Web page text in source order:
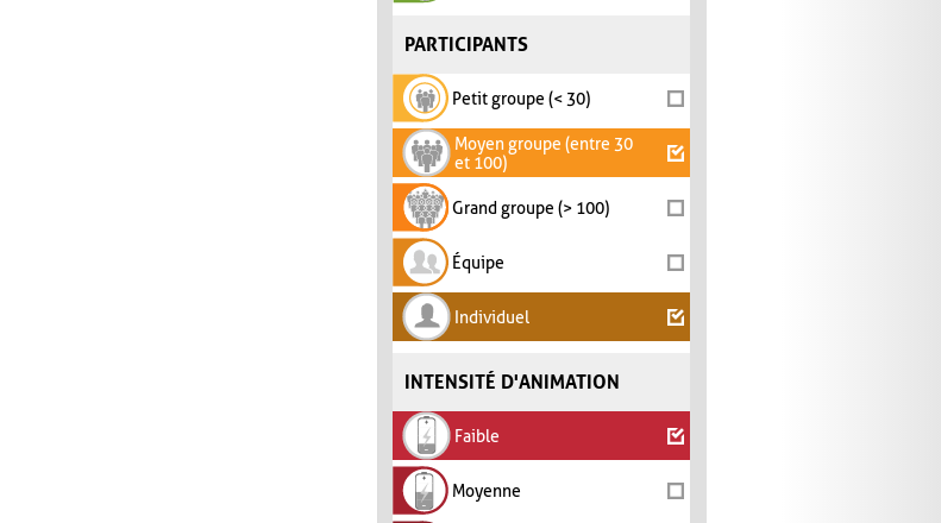
PARTICIPANTS
Petit groupe (< 30)
Moyen groupe (entre 30
et 100)
Grand groupe (> 100)
Équipe
Individuel
INTENSITÉ D'ANIMATION
Faible
Moyenne